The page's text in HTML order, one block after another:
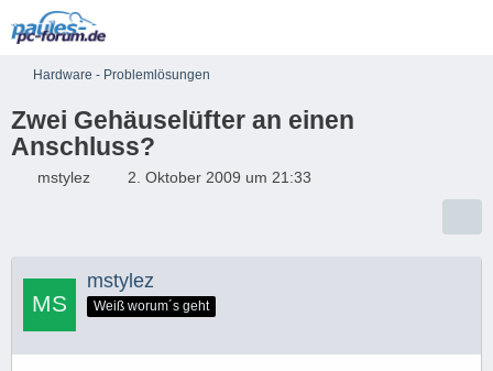
Hardware - Problemlösungen
Zwei Gehäuselüfter an einen
Anschluss?
mstylez 2. Oktober 2009 um 21:33
mstylez
Weiß worum´s geht